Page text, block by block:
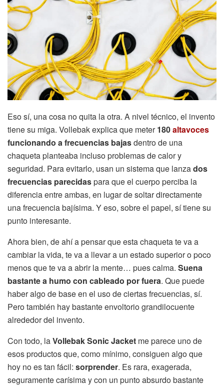
Eso sí, una cosa no quita la otra. A nivel técnico, el invento
tiene su miga. Vollebak explica que meter180altavoces
funcionando a frecuencias bajasdentro de una
chaqueta planteaba incluso problemas de calor y
seguridad. Para evitarlo, usan un sistema que lanzados
frecuencias parecidaspara que el cuerpo perciba la
diferencia entre ambas, en lugar de soltar directamente
una frecuencia bajísima. Y eso, sobre el papel, sí tiene su
punto interesante.
Ahora bien, de ahí a pensar que esta chaqueta te va a
cambiar la vida, te va a llevar a un estado superior o poco
menos que te va a abrir la mente… pues calma. Suena
bastante a humo con cableado por fuera. Que puede
haber algo de base en el uso de ciertas frecuencias, sí.
Pero también hay bastante envoltorio grandilocuente
alrededor del invento.
Con todo, laVollebak Sonic Jacket me parece uno de
esos productos que, como mínimo, consiguen algo que
hoy no es tan fácil: sorprender. Es rara, exagerada,
seguramente carísima y con un punto absurdo bastante